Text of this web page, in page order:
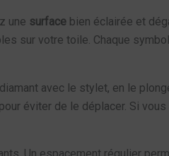
une surface bien éclairée et
sur votre toile. Chaque
avec le stylet, en le
éviter de le déplacer. Si